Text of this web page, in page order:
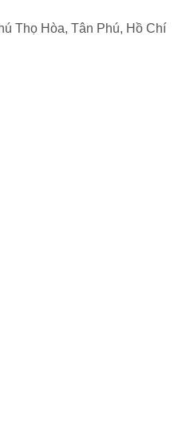
Thọ Hòa, Tân Phú, Hồ Chí